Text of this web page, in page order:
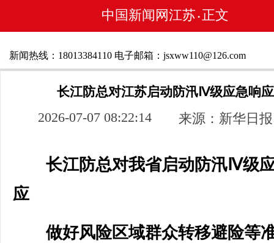
中国新闻网江苏 • 正文
新闻热线：18013384110 电子邮箱：jsxww110@126.com
长江防总对江苏启动防汛Ⅳ级应急响应
2026-07-07 08:22:14 来源：新华日报
长江防总对我省启动防汛Ⅳ级
应
做好风险区域群众转移避险等